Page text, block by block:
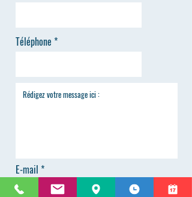
Téléphone
E-mail